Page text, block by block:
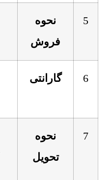
5
نحوه
فروش
6 گارانتی
7
نحوه
تحویل